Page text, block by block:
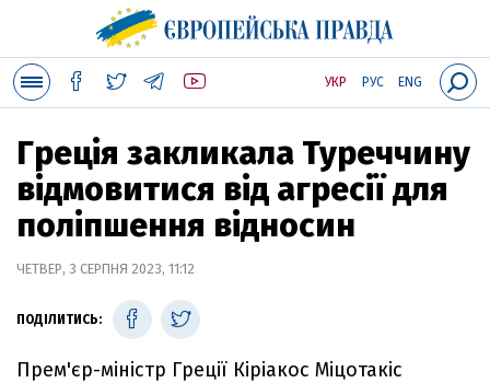
УКР РУС ENG
Греція закликала Туреччину
відмовитися від агресії для
поліпшення відносин
ЧЕТВЕР, 3 СЕРПНЯ 2023, 11:12
ПОДІЛИТИСЬ:
Прем'єр-міністр Греції Кіріакос Міцотакіс